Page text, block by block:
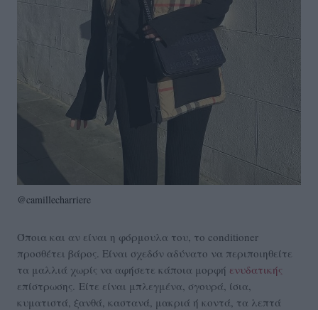
@camillecharriere
Όποια και αν είναι η φόρμουλα του, το conditioner
προσθέτει βάρος. Είναι σχεδόν αδύνατο να περιποιηθείτε
τα μαλλιά χωρίς να αφήσετε κάποια μορφή ενυδατικής
επίστρωσης. Είτε είναι μπλεγμένα, σγουρά, ίσια,
κυματιστά, ξανθά, καστανά, μακριά ή κοντά, τα λεπτά